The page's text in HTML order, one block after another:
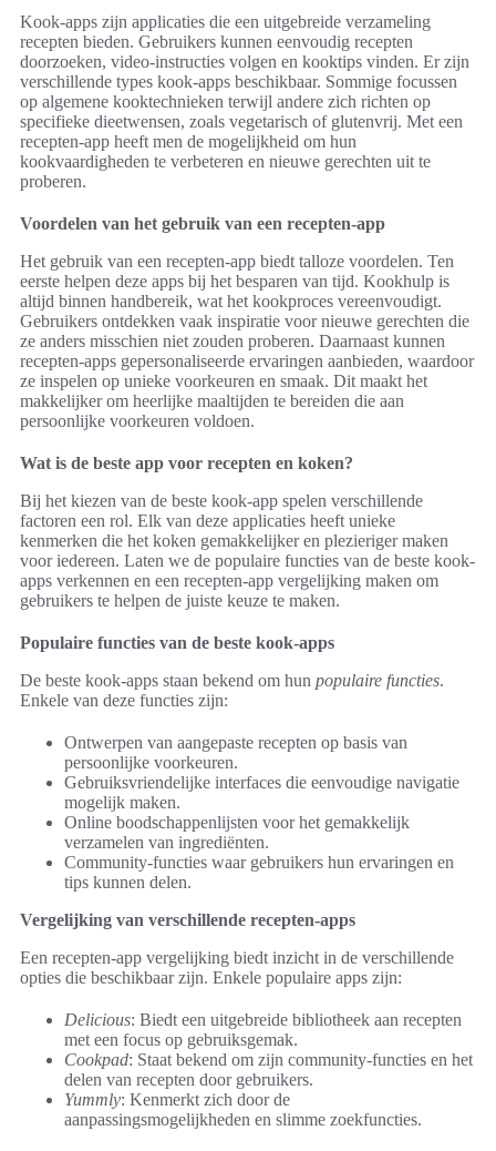
Kook-apps zijn applicaties die een uitgebreide verzameling
recepten bieden. Gebruikers kunnen eenvoudig recepten
doorzoeken, video-instructies volgen en kooktips vinden. Er zijn
verschillende types kook-apps beschikbaar. Sommige focussen
op algemene kooktechnieken terwijl andere zich richten op
specifieke dieetwensen, zoals vegetarisch of glutenvrij. Met een
recepten-app heeft men de mogelijkheid om hun
kookvaardigheden te verbeteren en nieuwe gerechten uit te
proberen.
Voordelen van het gebruik van een recepten-app
Het gebruik van een recepten-app biedt talloze voordelen. Ten
eerste helpen deze apps bij het besparen van tijd. Kookhulp is
altijd binnen handbereik, wat het kookproces vereenvoudigt.
Gebruikers ontdekken vaak inspiratie voor nieuwe gerechten die
ze anders misschien niet zouden proberen. Daarnaast kunnen
recepten-apps gepersonaliseerde ervaringen aanbieden, waardoor
ze inspelen op unieke voorkeuren en smaak. Dit maakt het
makkelijker om heerlijke maaltijden te bereiden die aan
persoonlijke voorkeuren voldoen.
Wat is de beste app voor recepten en koken?
Bij het kiezen van de beste kook-app spelen verschillende
factoren een rol. Elk van deze applicaties heeft unieke
kenmerken die het koken gemakkelijker en plezieriger maken
voor iedereen. Laten we de populaire functies van de beste kook-
apps verkennen en een recepten-app vergelijking maken om
gebruikers te helpen de juiste keuze te maken.
Populaire functies van de beste kook-apps
De beste kook-apps staan bekend om hun populaire functies.
Enkele van deze functies zijn:
Ontwerpen van aangepaste recepten op basis van
persoonlijke voorkeuren.
Gebruiksvriendelijke interfaces die eenvoudige navigatie
mogelijk maken.
Online boodschappenlijsten voor het gemakkelijk
verzamelen van ingrediënten.
Community-functies waar gebruikers hun ervaringen en
tips kunnen delen.
Vergelijking van verschillende recepten-apps
Een recepten-app vergelijking biedt inzicht in de verschillende
opties die beschikbaar zijn. Enkele populaire apps zijn:
Delicious: Biedt een uitgebreide bibliotheek aan recepten
met een focus op gebruiksgemak.
Cookpad: Staat bekend om zijn community-functies en het
delen van recepten door gebruikers.
Yummly: Kenmerkt zich door de
aanpassingsmogelijkheden en slimme zoekfuncties.